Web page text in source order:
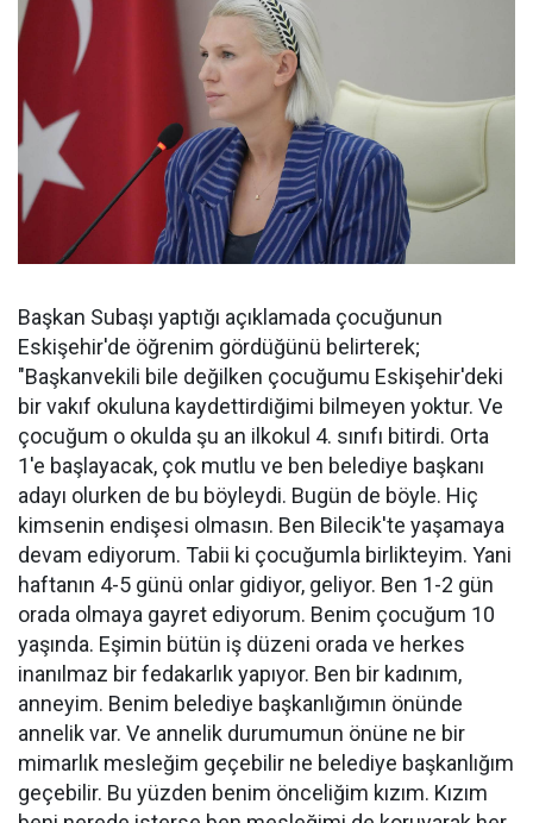
Başkan Subaşı yaptığı açıklamada çocuğunun
Eskişehir'de öğrenim gördüğünü belirterek;
"Başkanvekili bile değilken çocuğumu Eskişehir'deki
bir vakıf okuluna kaydettirdiğimi bilmeyen yoktur. Ve
çocuğum o okulda şu an ilkokul 4. sınıfı bitirdi. Orta
1'e başlayacak, çok mutlu ve ben belediye başkanı
adayı olurken de bu böyleydi. Bugün de böyle. Hiç
kimsenin endişesi olmasın. Ben Bilecik'te yaşamaya
devam ediyorum. Tabii ki çocuğumla birlikteyim. Yani
haftanın 4-5 günü onlar gidiyor, geliyor. Ben 1-2 gün
orada olmaya gayret ediyorum. Benim çocuğum 10
yaşında. Eşimin bütün iş düzeni orada ve herkes
inanılmaz bir fedakarlık yapıyor. Ben bir kadınım,
anneyim. Benim belediye başkanlığımın önünde
annelik var. Ve annelik durumumun önüne ne bir
mimarlık mesleğim geçebilir ne belediye başkanlığım
geçebilir. Bu yüzden benim önceliğim kızım. Kızım